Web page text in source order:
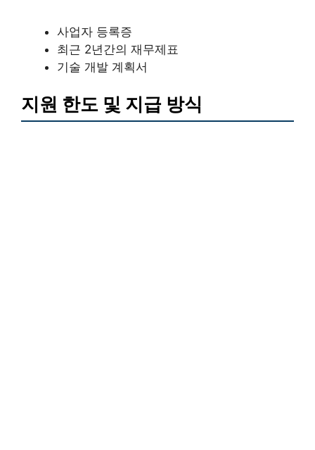
사업자 등록증
최근 2년간의 재무제표
기술 개발 계획서
지원 한도 및 지급 방식